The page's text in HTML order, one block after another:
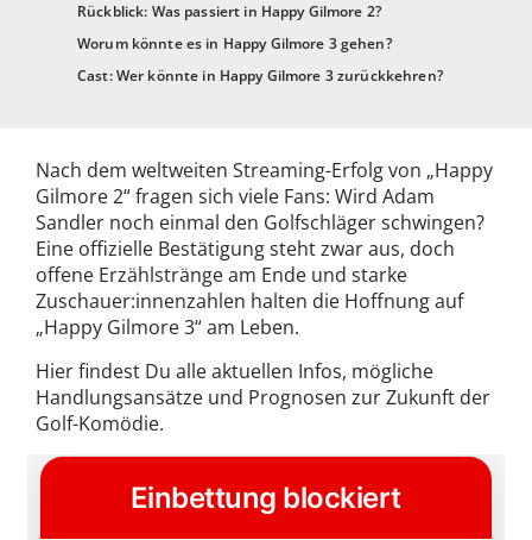
Rückblick: Was passiert in Happy Gilmore 2?
Worum könnte es in Happy Gilmore 3 gehen?
Cast: Wer könnte in Happy Gilmore 3 zurückkehren?
Nach dem weltweiten Streaming-Erfolg von „Happy
Gilmore 2“ fragen sich viele Fans: Wird Adam
Sandler noch einmal den Golfschläger schwingen?
Eine offizielle Bestätigung steht zwar aus, doch
offene Erzählstränge am Ende und starke
Zuschauer:innenzahlen halten die Hoffnung auf
„Happy Gilmore 3“ am Leben.
Hier findest Du alle aktuellen Infos, mögliche
Handlungsansätze und Prognosen zur Zukunft der
Golf-Komödie.